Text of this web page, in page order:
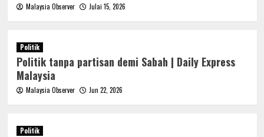
Malaysia Observer Julai 15, 2026
Politik
Politik tanpa partisan demi Sabah | Daily Express
Malaysia
Malaysia Observer Jun 22, 2026
Politik